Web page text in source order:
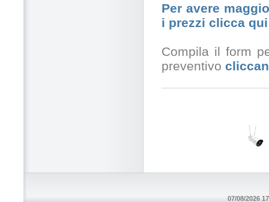
Per avere
i prezzi clicca qui
Compila il form
preventivo
07/08/2026